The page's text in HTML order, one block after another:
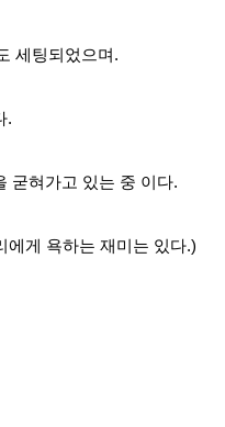
세팅되었으며.
.
굳혀가고 있는 중 이다.
에게 욕하는 재미는 있다.)